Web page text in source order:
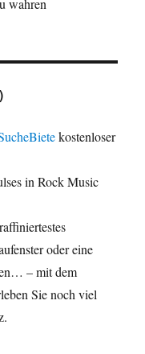
wahren
kostenloser
in Rock Music
oder eine
– mit dem
Sie noch viel